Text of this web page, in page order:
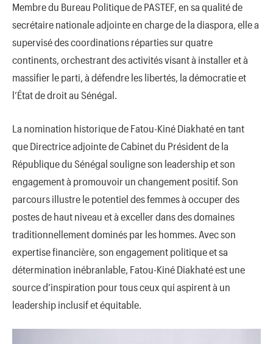
Membre du Bureau Politique de PASTEF, en sa qualité de
secrétaire nationale adjointe en charge de la diaspora, elle a
supervisé des coordinations réparties sur quatre
continents, orchestrant des activités visant à installer et à
massifier le parti, à défendre les libertés, la démocratie et
l’État de droit au Sénégal.
La nomination historique de Fatou-Kiné Diakhaté en tant
que Directrice adjointe de Cabinet du Président de la
République du Sénégal souligne son leadership et son
engagement à promouvoir un changement positif. Son
parcours illustre le potentiel des femmes à occuper des
postes de haut niveau et à exceller dans des domaines
traditionnellement dominés par les hommes. Avec son
expertise financière, son engagement politique et sa
détermination inébranlable, Fatou-Kiné Diakhaté est une
source d’inspiration pour tous ceux qui aspirent à un
leadership inclusif et équitable.